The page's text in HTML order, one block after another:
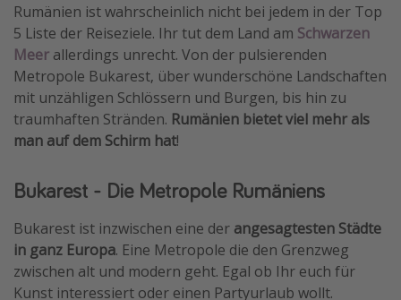
Weitere Themen
Reise Journal
Familienurlaub in der Türkei
Rundreisen in Thailand
Reisepassfreie Reiseziele
Silvesterreisen
Last Minute Urlaub Mallorca
Rumänien ist wahrscheinlich nicht bei jedem in der Top
5 Liste der Reiseziele. Ihr tut dem Land am Schwarzen
Meer allerdings unrecht. Von der pulsierenden
Metropole Bukarest, über wunderschöne Landschaften
mit unzähligen Schlössern und Burgen, bis hin zu
traumhaften Stränden. Rumänien bietet viel mehr als
man auf dem Schirm hat!
Bukarest - Die Metropole Rumäniens
Bukarest ist inzwischen eine der angesagtesten Städte
in ganz Europa. Eine Metropole die den Grenzweg
zwischen alt und modern geht. Egal ob Ihr euch für
Kunst interessiert oder einen Partyurlaub wollt.